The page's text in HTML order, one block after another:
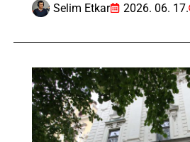
Selim Etkar 2026. 06. 17.